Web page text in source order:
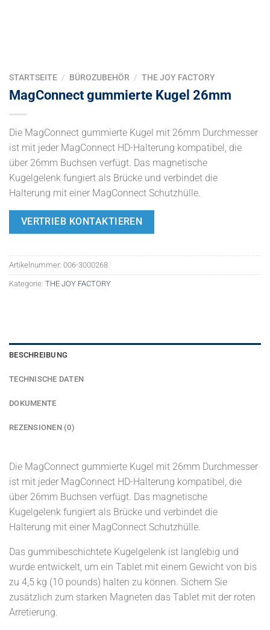
STARTSEITE / BÜROZUBEHÖR / THE JOY FACTORY
MagConnect gummierte Kugel 26mm
Die MagConnect gummierte Kugel mit 26mm Durchmesser
ist mit jeder MagConnect HD-Halterung kompatibel, die
über 26mm Buchsen verfügt. Das magnetische
Kugelgelenk fungiert als Brücke und verbindet die
Halterung mit einer MagConnect Schutzhülle.
VERTRIEB KONTAKTIEREN
Artikelnummer: 006-3000268
Kategorie: THE JOY FACTORY
BESCHREIBUNG
TECHNISCHE DATEN
DOKUMENTE
REZENSIONEN (0)
Die MagConnect gummierte Kugel mit 26mm Durchmesser
ist mit jeder MagConnect HD-Halterung kompatibel, die
über 26mm Buchsen verfügt. Das magnetische
Kugelgelenk fungiert als Brücke und verbindet die
Halterung mit einer MagConnect Schutzhülle.
Das gummibeschichtete Kugelgelenk ist langlebig und
wurde entwickelt, um ein Tablet mit einem Gewicht von bis
zu 4,5 kg (10 pounds) halten zu können. Sichern Sie
zusätzlich zum starken Magneten das Tablet mit der roten
Arretierung.